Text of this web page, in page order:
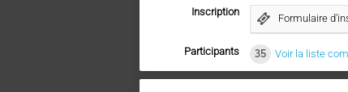
Inscription
Formulaire
Participants 35 Voir la liste